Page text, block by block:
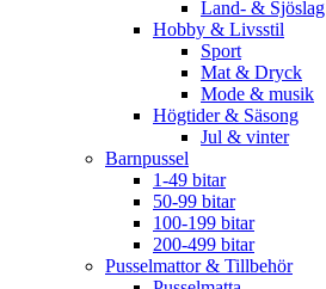
Land- & Sjöslag
Hobby & Livsstil
Sport
Mat & Dryck
Mode & musik
Högtider & Säsong
Jul & vinter
Barnpussel
1-49 bitar
50-99 bitar
100-199 bitar
200-499 bitar
Pusselmattor & Tillbehör